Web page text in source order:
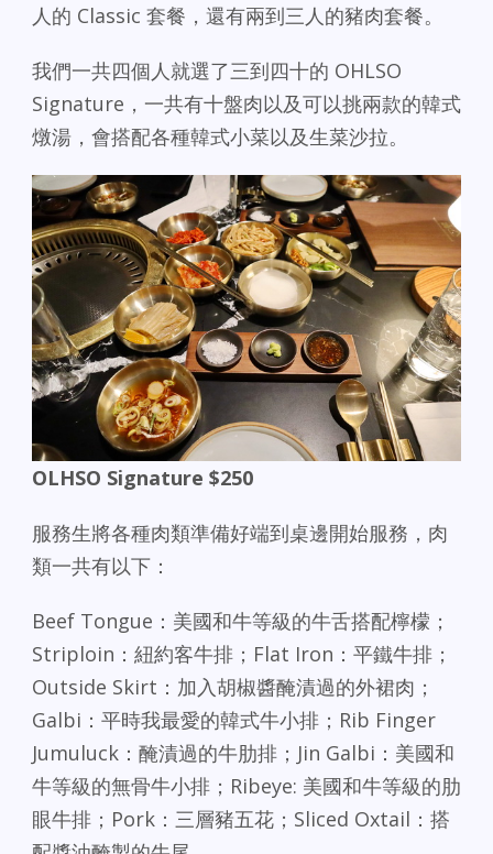
人的 Classic 套餐，還有兩到三人的豬肉套餐。
我們一共四個人就選了三到四十的 OHLSO
Signature，一共有十盤肉以及可以挑兩款的韓式
燉湯，會搭配各種韓式小菜以及生菜沙拉。
OLHSO Signature $250
服務生將各種肉類準備好端到桌邊開始服務，肉
類一共有以下：
Beef Tongue：美國和牛等級的牛舌搭配檸檬；
Striploin：紐約客牛排；Flat Iron：平鐵牛排；
Outside Skirt：加入胡椒醬醃漬過的外裙肉；
Galbi：平時我最愛的韓式牛小排；Rib Finger
Jumuluck：醃漬過的牛肋排；Jin Galbi：美國和
牛等級的無骨牛小排；Ribeye: 美國和牛等級的肋
眼牛排；Pork：三層豬五花；Sliced Oxtail：搭